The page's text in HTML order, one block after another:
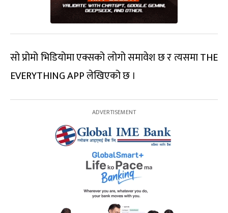
सो प्रोमो भिडियोमा एक्सको लोगो समावेश छ र त्यसमा THE
EVERYTHING APP लेखिएको छ ।